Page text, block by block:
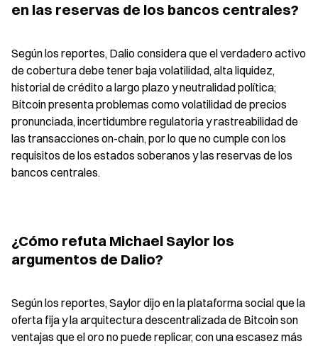
en las reservas de los bancos centrales?
Según los reportes, Dalio considera que el verdadero activo
de cobertura debe tener baja volatilidad, alta liquidez,
historial de crédito a largo plazo y neutralidad política;
Bitcoin presenta problemas como volatilidad de precios
pronunciada, incertidumbre regulatoria y rastreabilidad de
las transacciones on-chain, por lo que no cumple con los
requisitos de los estados soberanos y las reservas de los
bancos centrales.
¿Cómo refuta Michael Saylor los
argumentos de Dalio?
Según los reportes, Saylor dijo en la plataforma social que la
oferta fija y la arquitectura descentralizada de Bitcoin son
ventajas que el oro no puede replicar, con una escasez más